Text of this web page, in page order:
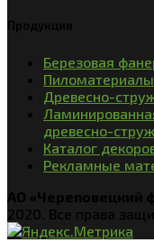
Продукция
Березовая
Пиломатериалы
Древесно-
древесно-
Каталог
Рекламные
АО «Череповецкий
2020. Все права